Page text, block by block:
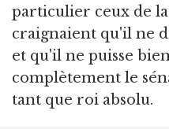
particulier ceux de
craignaient qu'il ne
et qu'il ne puisse
complètement le
tant que roi absolu.